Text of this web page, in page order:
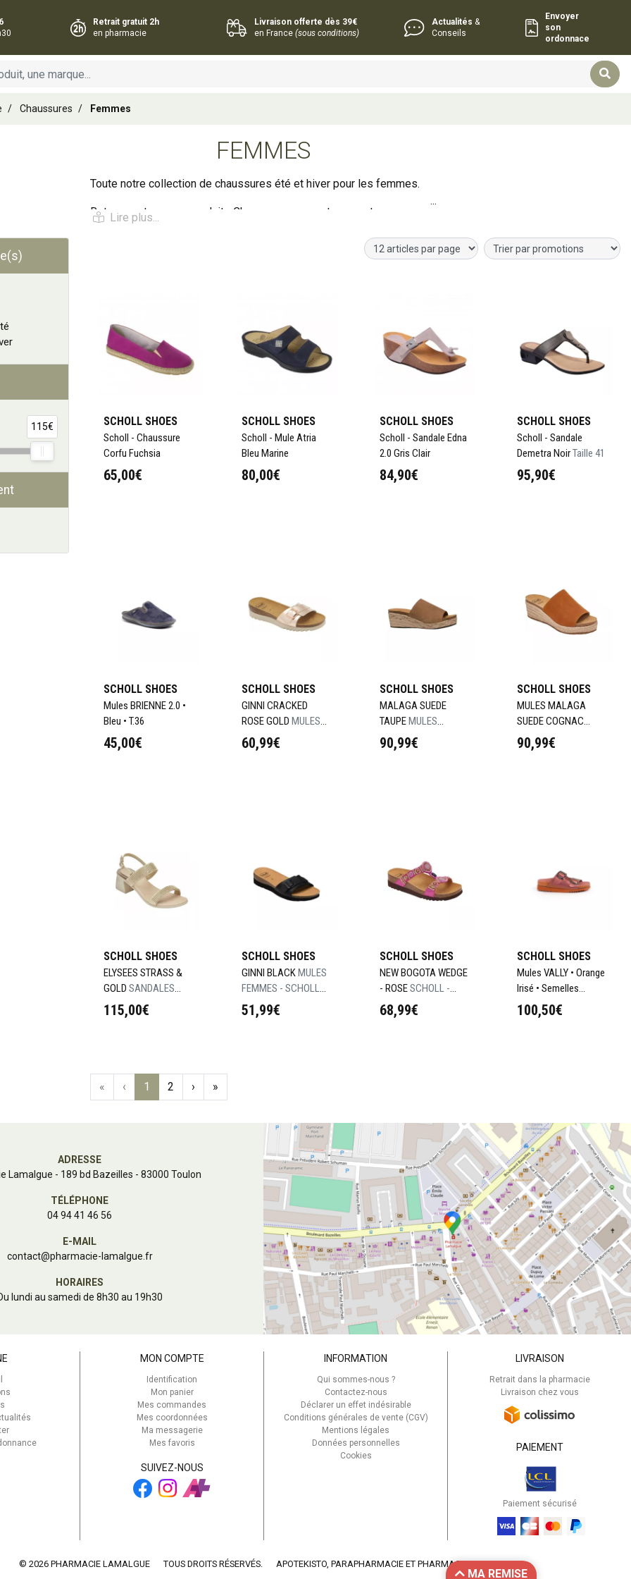
Retrait gratuit 2h
en pharmacie
Livraison offerte dès 39€
en France(sous conditions)
Actualités &
Conseils
Envoyer
son
ordonnace
Chaussures Femmes
FEMMES
Toute notre collection de chaussures été et hiver pour les femmes.
Retrouvez tous vos produits Chaussures en vente sur votre
115€ SCHOLL SHOES
Scholl - Chaussure
Corfu Fuchsia
65,00€
SCHOLL SHOES
Scholl - Mule Atria
Bleu Marine
80,00€
SCHOLL SHOES
Scholl - Sandale Edna
2.0 Gris Clair
84,90€
SCHOLL SHOES
Scholl - Sandale
Demetra NoirTaille 41
95,90€
SCHOLL SHOES
Mules BRIENNE 2.0 •
Bleu • T.36
45,00€
SCHOLL SHOES
GINNI CRACKED
ROSE GOLD MULES
FEMMES - SCHOLL
GINNI CRACKED
60,99€
SCHOLL SHOES
MALAGA SUEDE
TAUPEMULES
MALAGA SUEDE
TAUPE - T 37
90,99€
SCHOLL SHOES
MULES MALAGA
SUEDE COGNAC
MULES MALAGA
COGNAC - T 39
90,99€
SCHOLL SHOES
ELYSEES STRASS &
GOLD SANDALES
FEMMES ELYSEES
GOLD & STRASS - T
115,00€
SCHOLL SHOES
GINNI BLACKMULES
FEMMES - SCHOLL
GINNI BLACK - T 40
51,99€
SCHOLL SHOES
NEW BOGOTA WEDGE
- ROSESCHOLL -
MULES NEW BOGOTA
WEDGE - ROSE - T 36
68,99€
SCHOLL SHOES
Mules VALLY • Orange
Irisé • Semelles
FoamstepMules
VALLY • Semelles
100,50€
« ‹ 1 2 › »
ADRESSE
Lamalgue - 189 bd Bazeilles - 83000 Toulon
TÉLÉPHONE
04 94 41 46 56
E-MAIL
contact@pharmacie-lamalgue.fr
HORAIRES
lundi au samedi de 8h30 au 19h30
MON COMPTE
Identification
Mon panier
Mes commandes
Mes coordonnées
Ma messagerie
Mes favoris
SUIVEZ-NOUS
INFORMATION
Qui sommes-nous ?
Contactez-nous
Déclarer un effet indésirable
Conditions générales de vente (CGV)
Mentions légales
Données personnelles
Cookies
LIVRAISON
Retrait dans la pharmacie
Livraison chez vous
PAIEMENT
Paiement sécurisé
© 2026 PHARMACIE LAMALGUE TOUS DROITS RÉSERVÉS. APOTEKISTO, PARAPHARMACIE ET PHARMACIE EN LIGNE
MA REMISE